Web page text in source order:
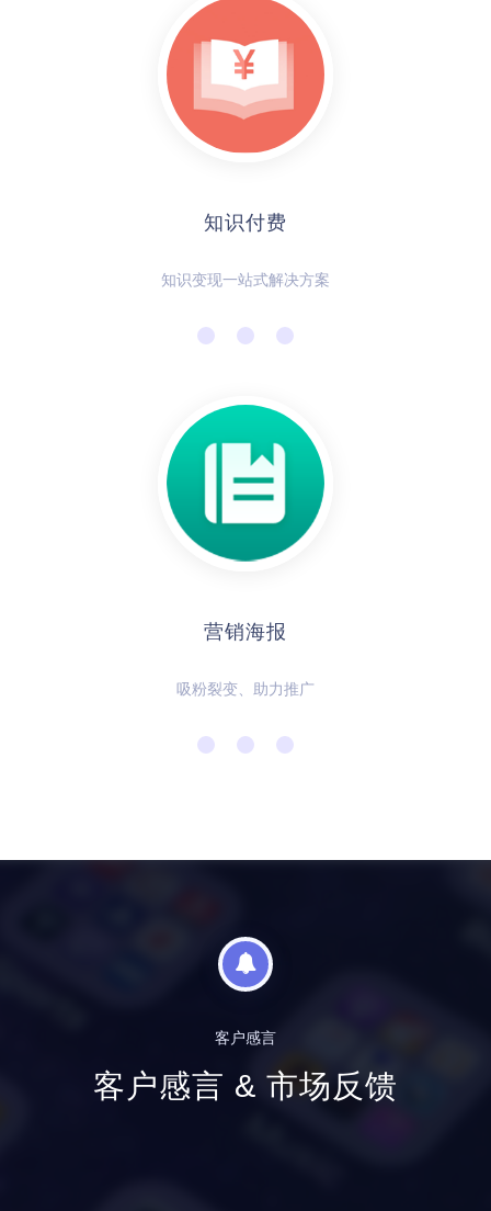
知识付费
知识变现一站式解决方案
营销海报
吸粉裂变、助力推广
客户感言
客户感言 & 市场反馈